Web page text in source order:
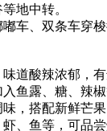
地中转。
嘟车、双条车穿
道酸辣浓郁，
鱼露、糖、辣
，搭配新鲜芒
、鱼等，可品